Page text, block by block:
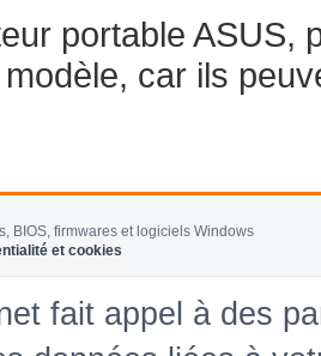
portable ASUS,
car ils
BIOS, firmwares et logiciels Windows
et cookies
fait appel à des